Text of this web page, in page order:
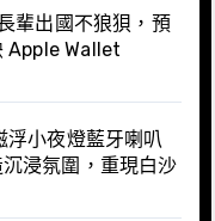
輩出國不狼狽，預
Apple Wallet
浮小夜燈藍牙喇叭
浸氛圍，重現白沙